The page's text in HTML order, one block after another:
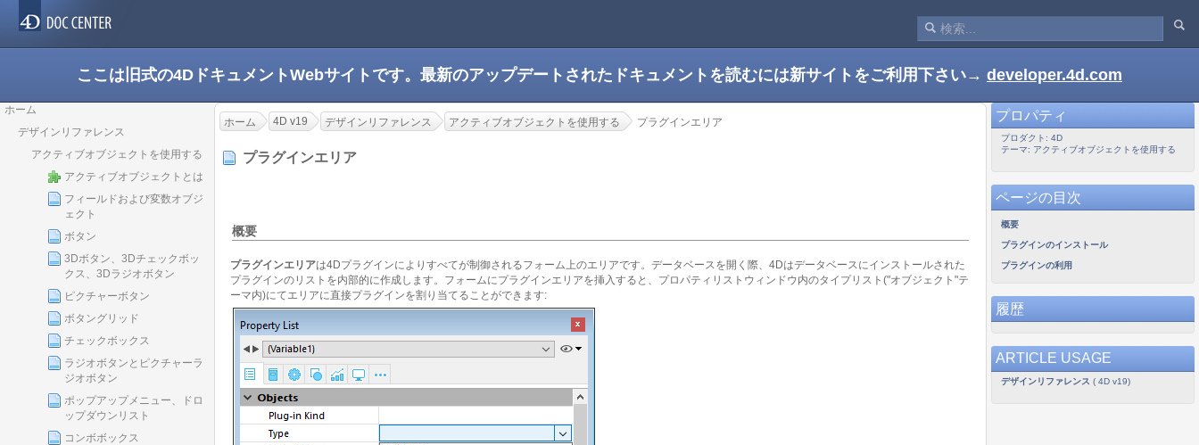
ここは旧式の4DドキュメントWebサイトです。最新のアップデートされたドキュメントを読むには新サイトをご利用下さい→ developer.4d.com
ホーム
デザインリファレンス
アクティブオブジェクトを使用する
アクティブオブジェクトとは
フィールドおよび変数オブジ
ェクト
ボタン
3Dボタン、3Dチェックボッ
クス、3Dラジオボタン
ピクチャーボタン
ボタングリッド
チェックボックス
ラジオボタンとピクチャーラ
ジオボタン
ポップアップメニュー、ドロ
ップダウンリスト
コンボボックス
ホーム 4D v19 デザインリファレンス アクティブオブジェクトを使用する プラグインエリア
プラグインエリア
概要
プラグインエリアは4Dプラグインによりすべてが制御されるフォーム上のエリアです。データベースを開く際、4Dはデータベースにインストールされた
プラグインのリストを内部的に作成します。フォームにプラグインエリアを挿入すると、プロパティリストウィンドウ内のタイプリスト("オブジェクト"テ
ーマ内)にてエリアに直接プラグインを割り当てることができます:
プロパティ
プロダクト: 4D
テーマ: アクティブオブジェクトを使用する
ページの目次
概要
プラグインのインストール
プラグインの利用
履歴
ARTICLE USAGE
デザインリファレンス ( 4D v19)